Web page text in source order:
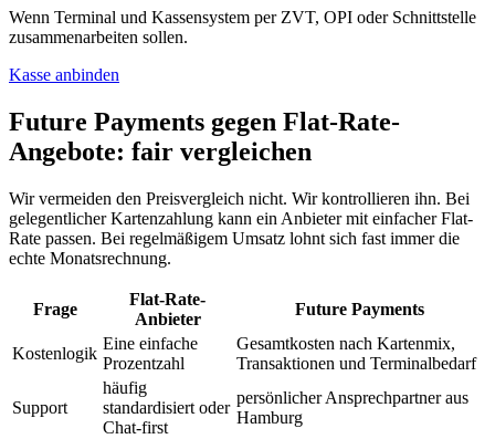
Wenn Terminal und Kassensystem per ZVT, OPI oder Schnittstelle
zusammenarbeiten sollen.
Kasse anbinden
Future Payments gegen Flat-Rate-
Angebote: fair vergleichen
Wir vermeiden den Preisvergleich nicht. Wir kontrollieren ihn. Bei
gelegentlicher Kartenzahlung kann ein Anbieter mit einfacher Flat-
Rate passen. Bei regelmäßigem Umsatz lohnt sich fast immer die
echte Monatsrechnung.
Frage
Flat-Rate-
Anbieter
Future Payments
Kostenlogik
Eine einfache
Prozentzahl
Gesamtkosten nach Kartenmix,
Transaktionen und Terminalbedarf
Support
häufig
standardisiert oder
Chat-first
persönlicher Ansprechpartner aus
Hamburg